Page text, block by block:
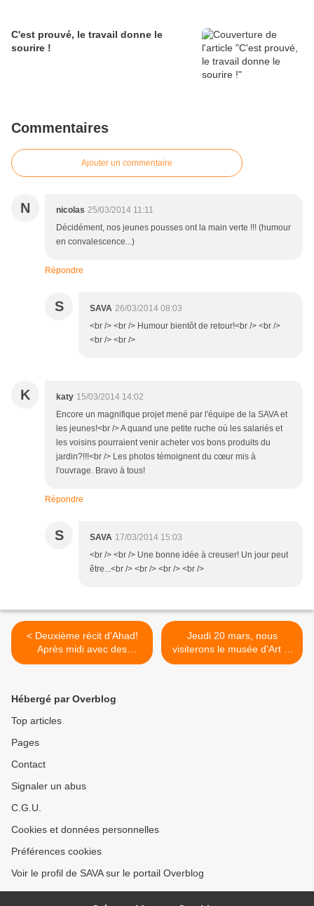
C'est prouvé, le travail donne le
sourire !
Commentaires
Ajouter un commentaire
N nicolas 25/03/2014 11:11
Décidément, nos jeunes pousses ont la main verte !!! (humour
en convalescence...)
Répondre
S SAVA 26/03/2014 08:03
<br /> <br /> Humour bientôt de retour!<br /> <br />
<br /> <br />
K katy 15/03/2014 14:02
Encore un magnifique projet mené par l'équipe de la SAVA et
les jeunes!<br /> A quand une petite ruche où les salariés et
les voisins pourraient venir acheter vos bons produits du
jardin?!!!<br /> Les photos témoignent du cœur mis à
l'ouvrage. Bravo à tous!
Répondre
S SAVA 17/03/2014 15:03
<br /> <br /> Une bonne idée à creuser! Un jour peut
être...<br /> <br /> <br /> <br />
< Deuxième récit d'Ahad!
Après midi avec des
animaux
Jeudi 20 mars, nous
visiterons le musée d'Art et
d'Archéologie du Périgord >
Hébergé par Overblog
Top articles
Pages
Contact
Signaler un abus
C.G.U.
Cookies et données personnelles
Préférences cookies
Voir le profil de SAVA sur le portail Overblog